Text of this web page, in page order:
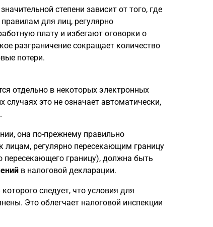
степени зависит от того, где
для лиц, регулярно
плату и избегают оговорки о
разграничение сокращает количество
потери.
отдельно в некоторых электронных
это не означает автоматически,
она по-прежнему правильно
регулярно пересекающим границу
пересекающего границу), должна быть
в налоговой декларации.
следует, что условия для
Это облегчает налоговой инспекции